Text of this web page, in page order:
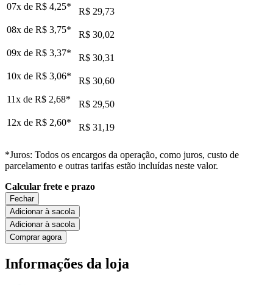
07x de R$ 4,25*
R$ 29,73
08x de R$ 3,75*
R$ 30,02
09x de R$ 3,37*
R$ 30,31
10x de R$ 3,06*
R$ 30,60
11x de R$ 2,68*
R$ 29,50
12x de R$ 2,60* R$ 31,19
*Juros: Todos os encargos da operação, como juros, custo de
parcelamento e outras tarifas estão incluídas neste valor.
Calcular frete e prazo
Fechar
Adicionar à sacola
Adicionar à sacola
Comprar agora
Informações da loja